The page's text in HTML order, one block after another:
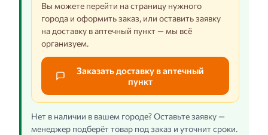
Вы можете перейти на страницу нужного
города и оформить заказ, или оставить заявку
на доставку в аптечный пункт — мы всё
организуем.
Заказать доставку в аптечный
пункт
Нет в наличии в вашем городе? Оставьте заявку —
менеджер подберёт товар под заказ и уточнит сроки.